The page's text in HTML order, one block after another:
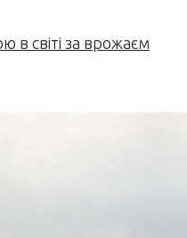
в світі за врожаєм